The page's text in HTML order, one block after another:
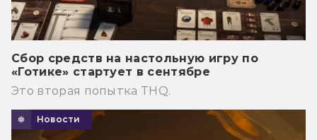
Сбор средств на настольную игру по
«Готике» стартует в сентябре
Это вторая попытка THQ.
Новости